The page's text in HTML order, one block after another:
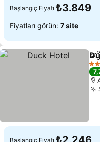
Başlangıç Fiyatı ₺3.849
Fiyatları görün: 7 site
3
Başlangıç Fiyatı